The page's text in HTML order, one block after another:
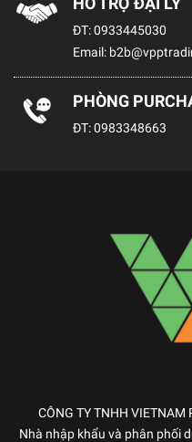
ĐT:0933445030
Email:
PHÒNG
ĐT:0983348663
CÔNG TY TNHH VIETNAM
Nhà nhập khẩu và phân phối